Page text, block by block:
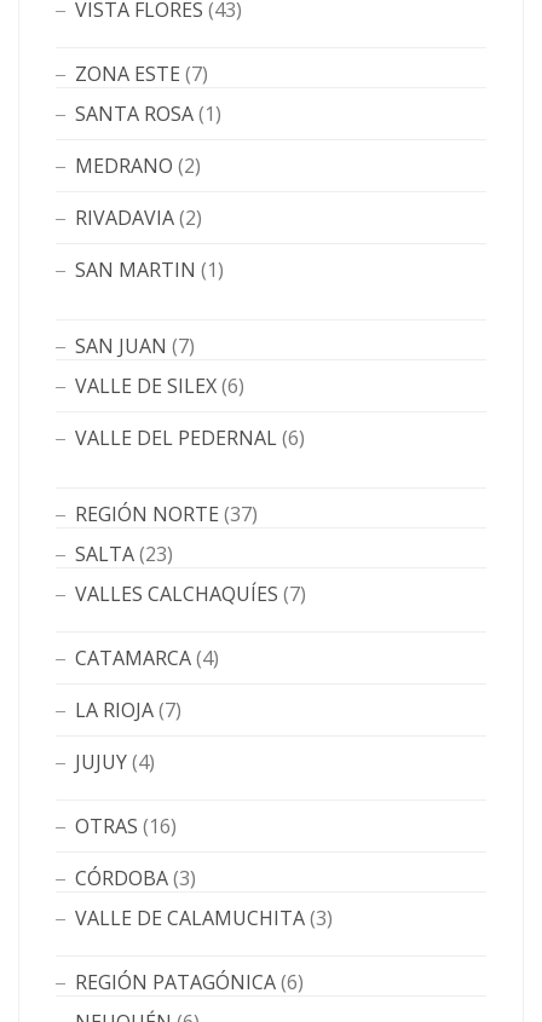
VISTA FLORES (43)
ZONA ESTE (7)
SANTA ROSA(1)
MEDRANO (2)
RIVADAVIA(2)
SAN MARTIN (1)
SAN JUAN (7)
VALLE DE SILEX(6)
VALLE DEL PEDERNAL(6)
REGIÓN NORTE (37)
SALTA(23)
VALLES CALCHAQUÍES (7)
CATAMARCA(4)
LA RIOJA(7)
JUJUY(4)
OTRAS (16)
CÓRDOBA(3)
VALLE DE CALAMUCHITA(3)
REGIÓN PATAGÓNICA(6)